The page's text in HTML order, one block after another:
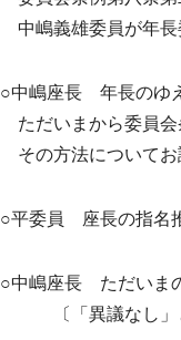
中嶋義雄委員が年長
○中嶋座長 年長のゆ
ただいまから委員会
その方法についてお
○平委員 座長の指名
○中嶋座長 ただいま
〔「異議なし」と